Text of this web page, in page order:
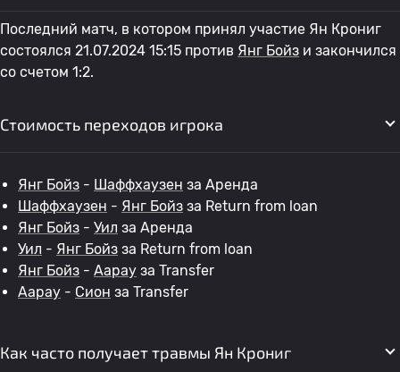
Последний матч, в котором принял участие Ян Крониг
состоялся 21.07.2024 15:15 против Янг Бойз и закончился
со счетом 1:2.
Стоимость переходов игрока
Янг Бойз - Шаффхаузен за Аренда
Шаффхаузен - Янг Бойз за Return from loan
Янг Бойз - Уил за Аренда
Уил - Янг Бойз за Return from loan
Янг Бойз - Аарау за Transfer
Аарау - Сион за Transfer
Как часто получает травмы Ян Крониг